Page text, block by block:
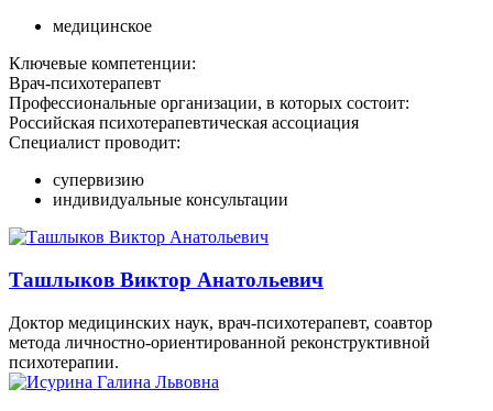
медицинское
Ключевые компетенции:
Врач-психотерапевт
Профессиональные организации, в которых состоит:
Российская психотерапевтическая ассоциация
Специалист проводит:
супервизию
индивидуальные консультации
Ташлыков Виктор Анатольевич
Доктор медицинских наук, врач-психотерапевт, соавтор
метода личностно-ориентированной реконструктивной
психотерапии.